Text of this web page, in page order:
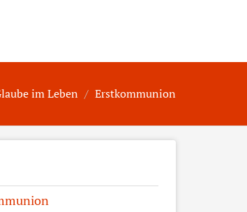
im Leben Erstkommunion